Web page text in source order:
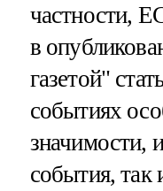
частности,
в
газетой"
событиях
значимости,
события, так